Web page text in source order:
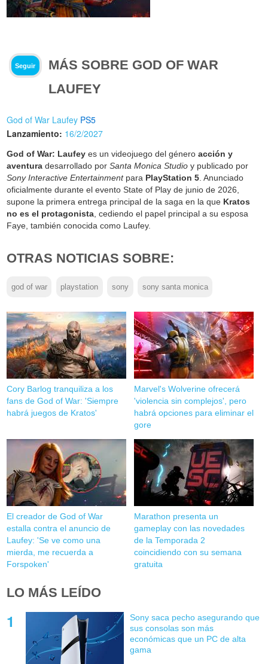
Seguir
MÁS SOBRE GOD OF WAR
LAUFEY
God of War Laufey PS5
Lanzamiento: 16/2/2027
God of War: Laufey es un videojuego del géneroacción y
aventura desarrollado porSanta Monica Studio y publicado por
Sony Interactive Entertainmentpara PlayStation 5 . Anunciado
oficialmente durante el evento State of Play de junio de 2026,
supone la primera entrega principal de la saga en la que Kratos
no es el protagonista , cediendo el papel principal a su esposa
Faye, también conocida como Laufey.
OTRAS NOTICIAS SOBRE:
god of war playstation sony sony santa monica
Cory Barlog tranquiliza a los
fans de God of War: 'Siempre
habrá juegos de Kratos'
Marvel's Wolverine ofrecerá
'violencia sin complejos', pero
habrá opciones para eliminar el
gore
El creador de God of War
estalla contra el anuncio de
Laufey: 'Se ve como una
mierda, me recuerda a
Forspoken'
Marathon presenta un
gameplay con las novedades
de la Temporada 2
coincidiendo con su semana
gratuita
LO MÁS LEÍDO
Sony saca pecho asegurando que
sus consolas son más
económicas que un PC de alta
gama